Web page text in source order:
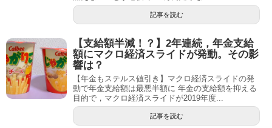
記事を読む
【支給額半減！？】2年連続，年金支給
額にマクロ経済スライドが発動。その影
響は？
【年金もステルス値引き】マクロ経済スライドの発
動で年金支給額は最悪半額に 年金の支給額を抑える
目的で，マクロ経済スライドが2019年度...
記事を読む